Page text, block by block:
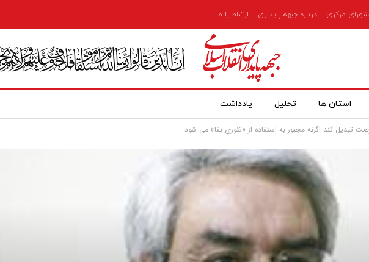
مرکزی درباره جبهه پایداری ارتباط با ما
استان ها تحلیل یادداشت
تبدیل کند اگرنه مجبور به استفاده از «تئوری بقا» می شود